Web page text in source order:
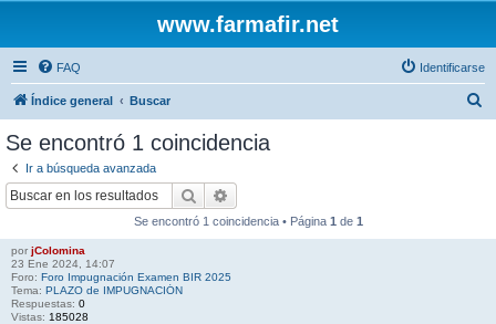
www.farmafir.net
FAQ Identificarse
Índice general Buscar
Se encontró 1 coincidencia
Ir a búsqueda avanzada
Buscar
Se encontró 1 coincidencia • Página 1 de 1
por jColomina
23 Ene 2024, 14:07
Foro: Foro Impugnación Examen BIR 2025
Tema: PLAZO de IMPUGNACIÓN
Respuestas: 0
Vistas: 185028